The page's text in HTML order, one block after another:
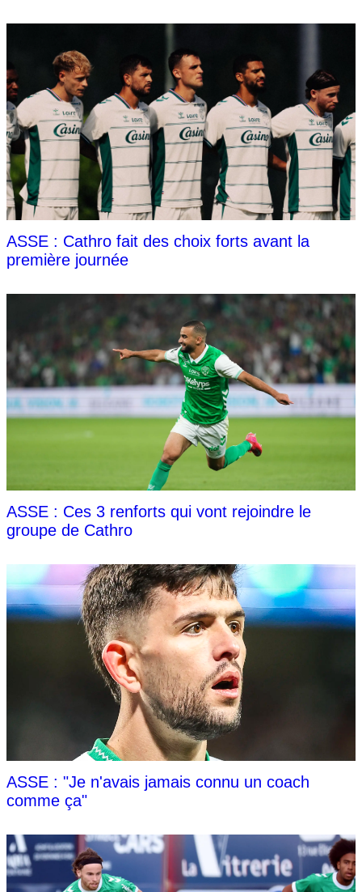
ASSE : Cathro fait des choix forts avant la
première journée
ASSE : Ces 3 renforts qui vont rejoindre le
groupe de Cathro
ASSE : "Je n'avais jamais connu un coach
comme ça"